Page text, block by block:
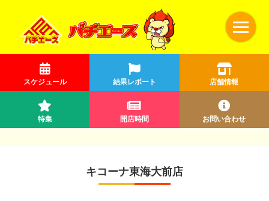
スケジュール 結果レポート 店舗情報
特集 開店時間 お問い合わせ
キコーナ東海大前店